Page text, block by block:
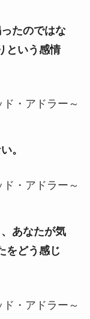
たのではな
という感情
ド・アドラー～
。
ド・アドラー～
あなたが気
をどう感じ
ド・アドラー～